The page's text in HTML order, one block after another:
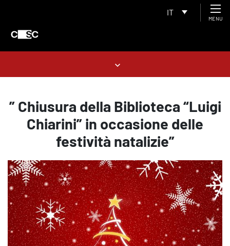
IT
MENU
” Chiusura della Biblioteca “Luigi
Chiarini” in occasione delle
festività natalizie”